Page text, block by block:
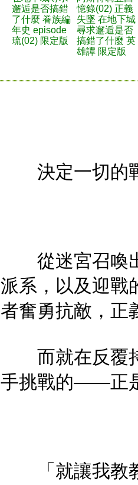
邂逅是否搞錯
了什麼 眷族編
年史 episode
琉(02) 限定版
憶錄(02) 正義
失墜 在地下城
尋求邂逅是否
搞錯了什麼 英
雄譚 限定版
決定一切的
從迷宮召喚出
派系，以及迎戰
者奮勇抗敵，正
而就在反覆持
手挑戰的——正
「就讓我教教